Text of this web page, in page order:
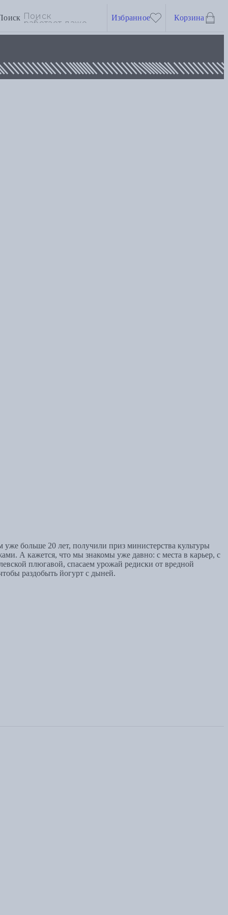
Избранное Корзина
больше 20 лет, получили приз министерства культуры
А кажется, что мы знакомы уже давно: с места в карьер, с
плюгавой, спасаем урожай редиски от вредной
раздобыть йогурт с дыней.